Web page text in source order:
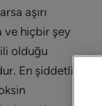
aşırı
ve hiçbir şey
olduğu
En şiddetli